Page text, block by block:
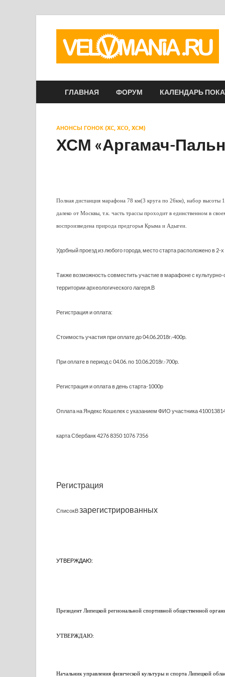
ГЛАВНАЯ ФОРУМ КАЛЕНДАРЬ
АНОНСЫ ГОНОК (XC, XCO, XCM)
ХСМ «Аргамач-
Полная дистанция марафона 78 км(3 круга по 26км), набор высоты
далеко от Москвы, т.к. часть трассы проходит в единственном в
воспроизведена природа предгорья Крыма и Адыгеи.
Удобный проезд из любого города, место старта расположено в 2-
Также возможность совместить участие в марафоне с
территории археологического лагеря.В
Регистрация и оплата:
Стоимость участия при оплате до 04.06.2018г.-400р.
При оплате в период с 04.06. по 10.06.2018г.-700р.
Регистрация и оплата в день старта-1000р
Оплата на Яндекс Кошелек с указанием ФИО участника
карта Сбербанк 4276 8350 1076 7356
Регистрация
СписокВзарегистрированных
УТВЕРЖДАЮ:
Президент Липецкой региональной спортивной общественной
УТВЕРЖДАЮ:
Начальник управления физической культуры и спорта Липецкой